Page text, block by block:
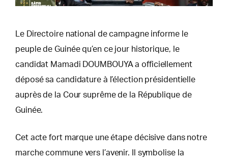
Le Directoire national de campagne informe le
peuple de Guinée qu’en ce jour historique, le
candidat Mamadi DOUMBOUYA a officiellement
déposé sa candidature à l’élection présidentielle
auprès de la Cour suprême de la République de
Guinée.
Cet acte fort marque une étape décisive dans notre
marche commune vers l’avenir. Il symbolise la